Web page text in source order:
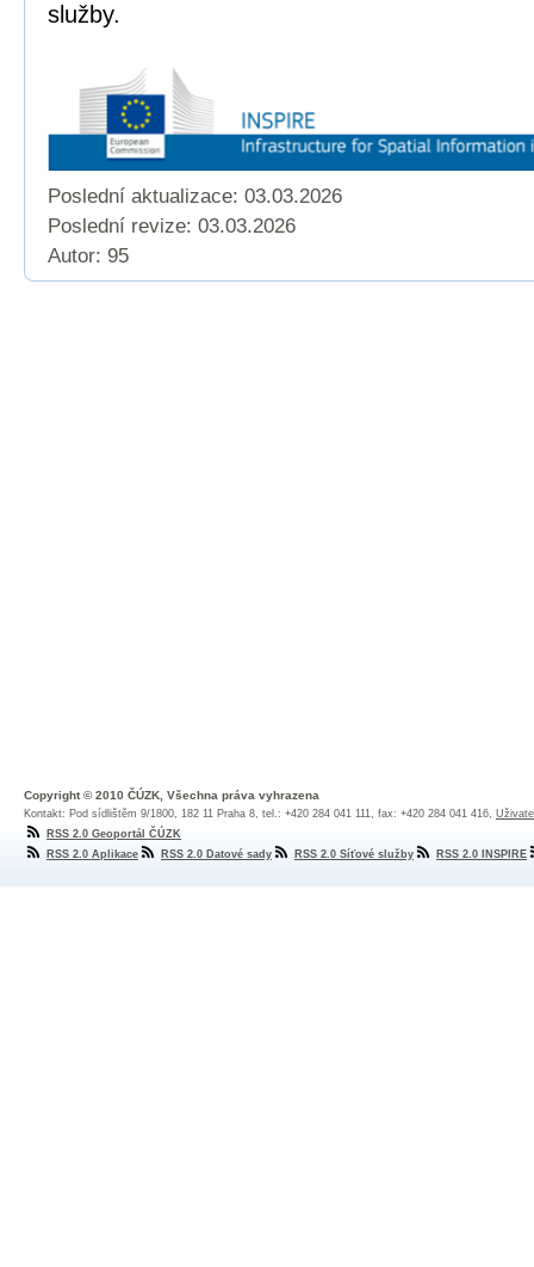
služby.
Poslední aktualizace: 03.03.2026
Poslední revize: 03.03.2026
Autor: 95
Copyright © 2010 ČÚZK, Všechna práva vyhrazena
Kontakt: Pod sídlištěm 9/1800, 182 11 Praha 8, tel.: +420 284 041 111, fax: +420 284 041 416,
RSS 2.0 Geoportál ČÚZK
RSS 2.0 Aplikace
RSS 2.0 Datové sady RSS 2.0 Síťové služby RSS 2.0 INSPIRE